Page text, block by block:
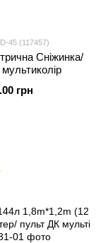
45 (117457)
Сніжинка/
грн